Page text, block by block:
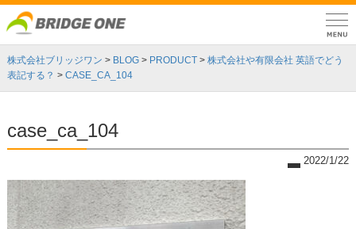
株式会社ブリッジワン > BLOG > PRODUCT > 株式会社や有限会社 英語でどう
表記する？ > CASE_CA_104
case_ca_104
2022/1/22